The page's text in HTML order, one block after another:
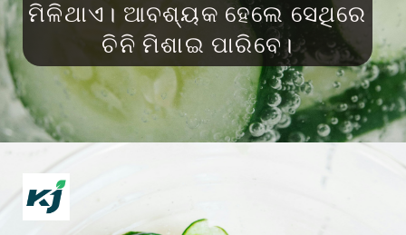
ମିଳିଥାଏ। ଆବଶ୍ୟକ ହେଲେ ସେଥିରେ
ଚିନି ମିଶାଇ ପାରିବେ।